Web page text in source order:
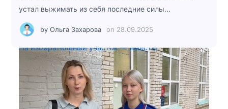
устал выжимать из себя последние силы...
byОльга Захарова on 28.09.2025
На избирательный участок — вместе!